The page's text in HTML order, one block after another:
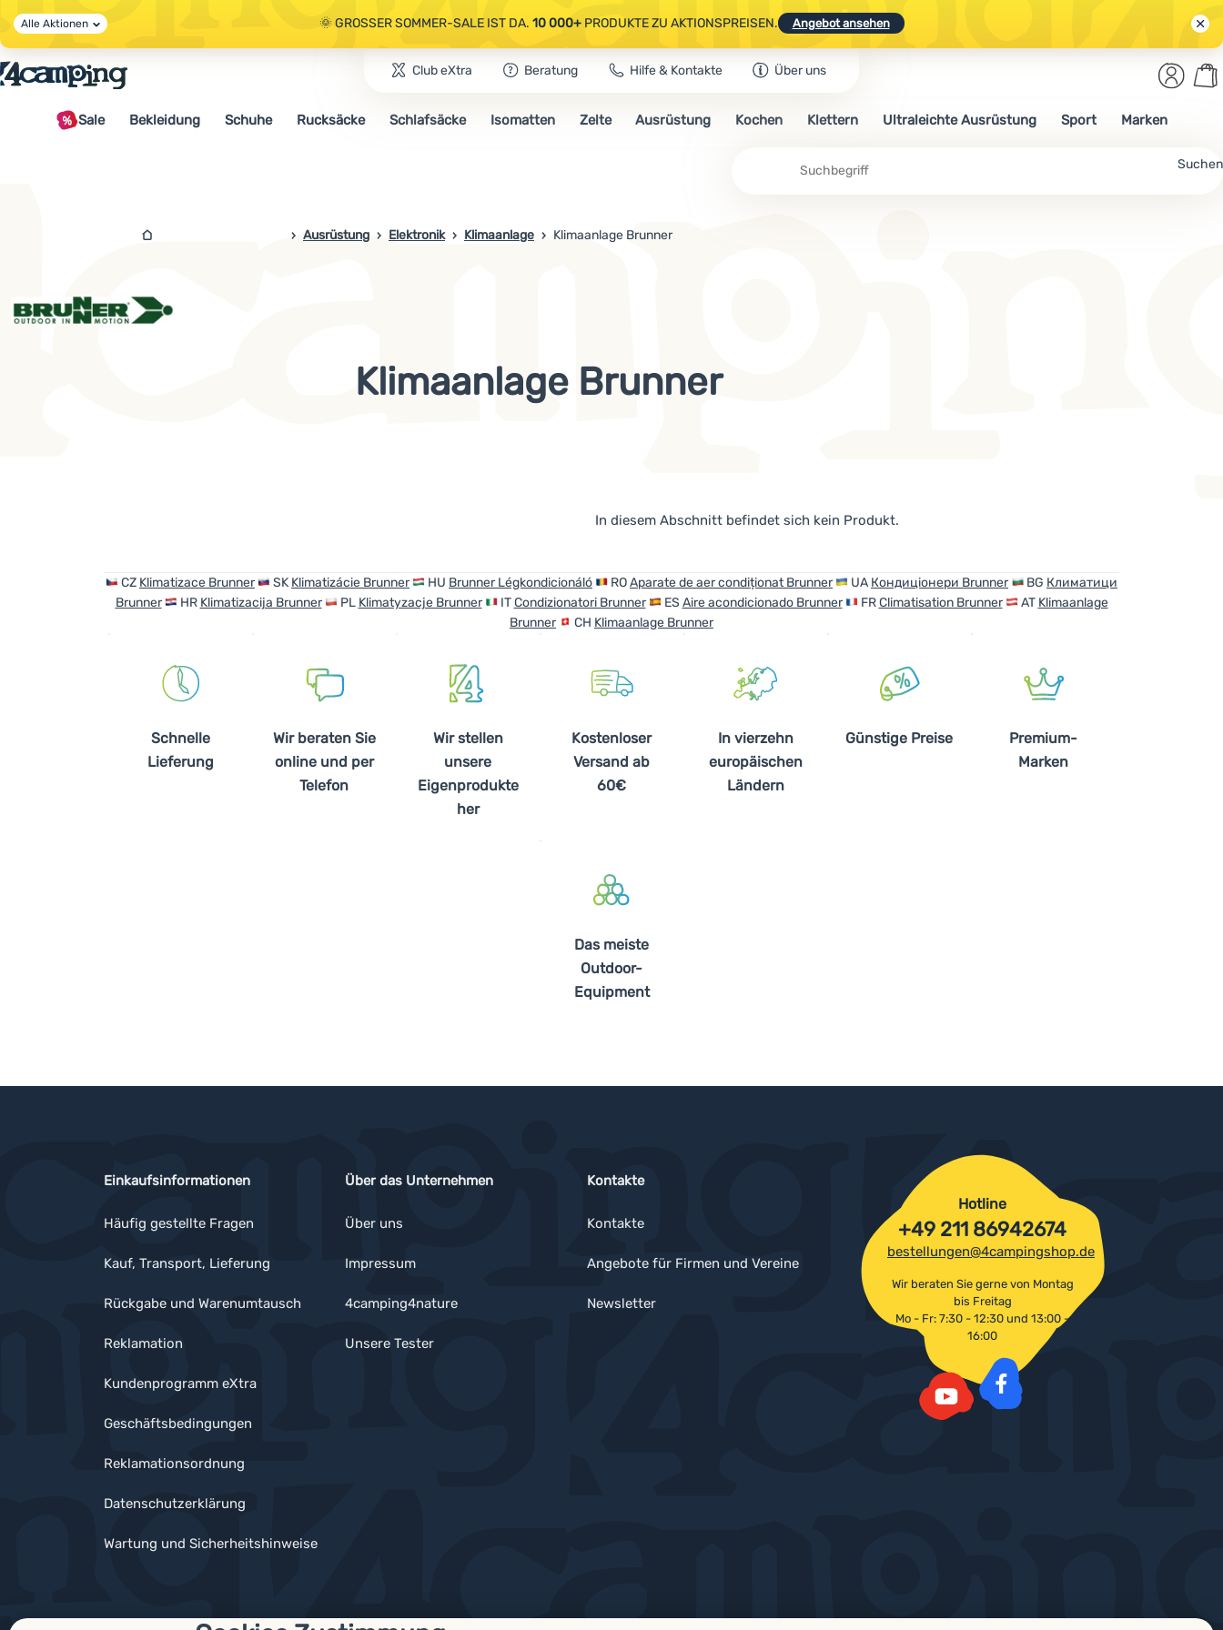
🌞 GROSSER SOMMER-SALE IST DA. 10 000+PRODUKTE ZU AKTIONSPREISEN. Angebot ansehen
🤫 - 10 % AUF AUSGEWÄHLTE CAMPING- & WANDERAUSRÜSTUNG.CODE OUT10 NUTZEN.
🌞 GROSSER SOMMER-SALE IST DA.10 000+PRODUKTE ZU AKTIONSPREISEN. Angebot ansehen
Alle Aktionen
Club eXtra Beratung Hilfe & Kontakte Über uns
Suchen
Anmelden
Sale Bekleidung Schuhe Rucksäcke Schlafsäcke Isomatten Zelte Ausrüstung Kochen Klettern Ultraleichte Ausrüstung Sport Marken
4campingshop.de
Ausrüstung Elektronik Klimaanlage Klimaanlage Brunner
Klimaanlage Brunner
In diesem Abschnitt befindet sich kein Produkt.
CZ Klimatizace Brunner SK Klimatizácie Brunner HU Brunner Légkondicionáló ROAparate de aer condiționat Brunner UA Кондиціонери Brunner BG Климатици
Brunner
HR Klimatizacija Brunner PL Klimatyzacje Brunner ITCondizionatori Brunner ES Aire acondicionado Brunner FRClimatisation Brunner AT Klimaanlage
Brunner
CH Klimaanlage Brunner
Schnelle
Lieferung
Wir beraten Sie
online und per
Telefon
Wir stellen
unsere
Eigenprodukte
her
Kostenloser
Versand ab
60€
In vierzehn
europäischen
Ländern
Günstige Preise
Premium-
Marken
Das meiste
Outdoor-
Equipment
Einkaufsinformationen
Häufig gestellte Fragen
Kauf, Transport, Lieferung
Rückgabe und Warenumtausch
Reklamation
Kundenprogramm eXtra
Geschäftsbedingungen
Reklamationsordnung
Datenschutzerklärung
Wartung und Sicherheitshinweise
Über das Unternehmen
Über uns
Impressum
4camping4nature
Unsere Tester
Kontakte
Kontakte
Angebote für Firmen und Vereine
Newsletter
Hotline
+49 211 86942674
bestellungen@4campingshop.de
Wir beraten Sie gerne von Montag
bis Freitag
Mo - Fr: 7:30 - 12:30 und 13:00 -
16:00